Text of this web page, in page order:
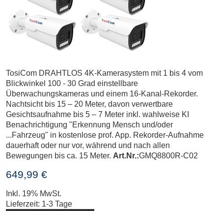
TosiCom DRAHTLOS 4K-Kamerasystem mit 1 bis 4 vom
Blickwinkel 100 - 30 Grad einstellbare
Überwachungskameras und einem 16-Kanal-Rekorder.
Nachtsicht bis 15 – 20 Meter, davon verwertbare
Gesichtsaufnahme bis 5 – 7 Meter inkl. wahlweise KI
Benachrichtigung "Erkennung Mensch und/oder
...Fahrzeug" in kostenlose prof. App. Rekorder-Aufnahme
dauerhaft oder nur vor, während und nach allen
Bewegungen bis ca. 15 Meter. Art.Nr.:GMQ8800R-C02
649,99 €
Inkl. 19% MwSt.
Lieferzeit: 1-3 Tage